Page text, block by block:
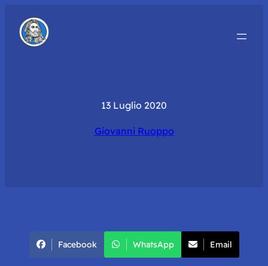
13 Luglio 2020
Giovanni Ruoppo
Facebook WhatsApp Email